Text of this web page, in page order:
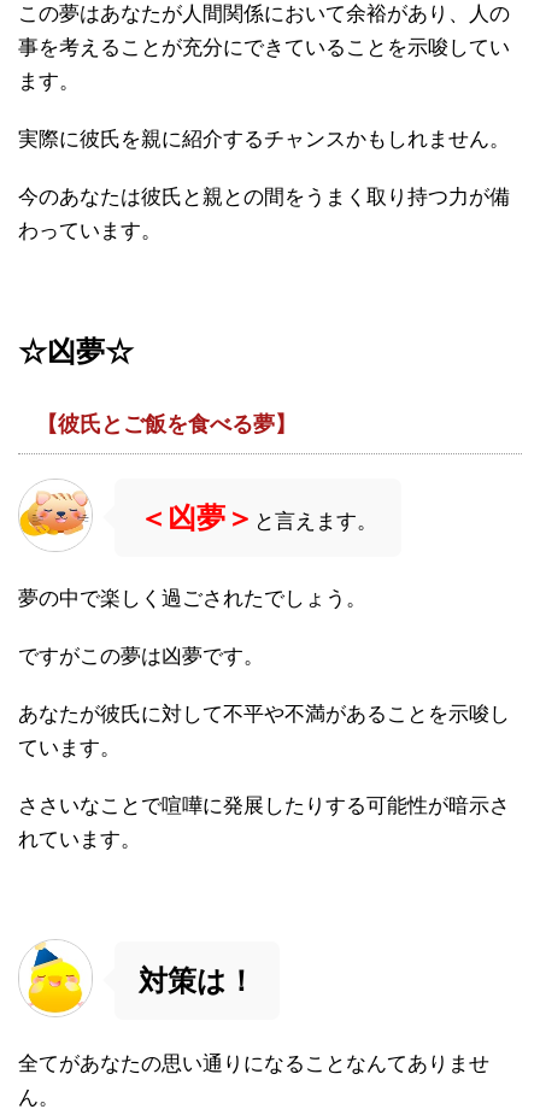
この夢はあなたが人間関係において余裕があり、人の
事を考えることが充分にできていることを示唆してい
ます。
実際に彼氏を親に紹介するチャンスかもしれません。
今のあなたは彼氏と親との間をうまく取り持つ力が備
わっています。
☆凶夢☆
【彼氏とご飯を食べる夢】
＜凶夢＞ と言えます。
夢の中で楽しく過ごされたでしょう。
ですがこの夢は凶夢です。
あなたが彼氏に対して不平や不満があることを示唆し
ています。
ささいなことで喧嘩に発展したりする可能性が暗示さ
れています。
対策は！
全てがあなたの思い通りになることなんてありませ
ん。